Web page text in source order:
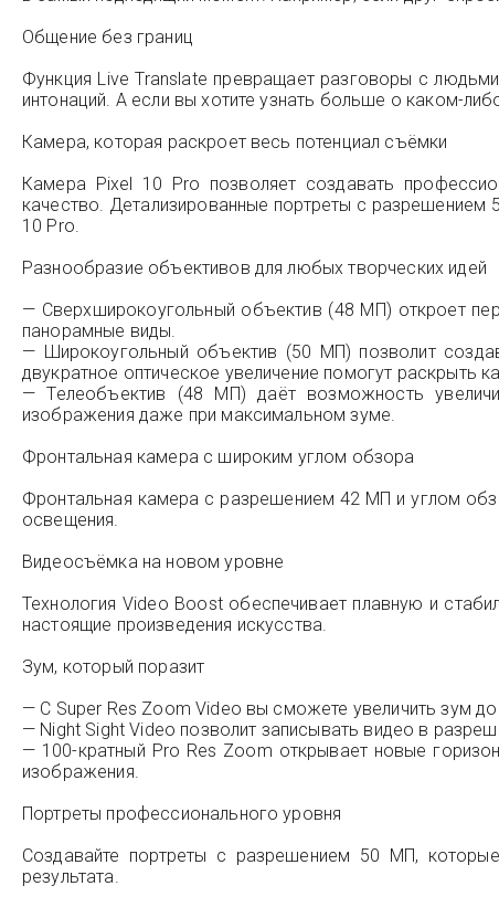
Общение без границ
Функция Live Translate превращает разговоры с
интонаций. А если вы хотите узнать больше о каком-
Камера, которая раскроет весь потенциал съёмки
Камера Pixel 10 Pro позволяет создавать
качество. Детализированные портреты с
10 Pro.
Разнообразие объективов для любых творческих идей
— Сверхширокоугольный объектив (48 МП) откроет
панорамные виды.
— Широкоугольный объектив (50 МП) позволит
двукратное оптическое увеличение помогут раскрыть
— Телеобъектив (48 МП) даёт возможность
изображения даже при максимальном зуме.
Фронтальная камера с широким углом обзора
Фронтальная камера с разрешением 42 МП и углом
освещения.
Видеосъёмка на новом уровне
Технология Video Boost обеспечивает плавную и
настоящие произведения искусства.
Зум, который поразит
— С Super Res Zoom Video вы сможете увеличить зум
— Night Sight Video позволит записывать видео в
— 100-кратный Pro Res Zoom открывает новые
изображения.
Портреты профессионального уровня
Создавайте портреты с разрешением 50 МП,
результата.